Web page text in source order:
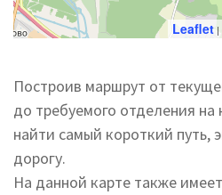
Leaflet
Построив маршрут от
до требуемого отделения
найти самый короткий путь,
дорогу.
На данной карте также